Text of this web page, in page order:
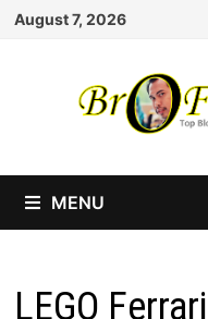
Skip
August 7, 2026
MENU
LEGO